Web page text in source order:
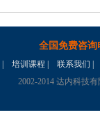
全国免费咨询
培训课程 联系我们
2002-2014 达内科技